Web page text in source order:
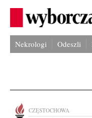
Nekrologi Odeszli
CZĘSTOCHOWA